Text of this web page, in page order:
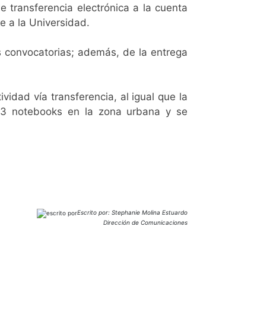
transferencia electrónica a la cuenta
a la Universidad.
además, de la entrega
vía transferencia, al igual que la
notebooks en la zona urbana y se
Escrito por: Stephanie Molina Estuardo
Dirección de Comunicaciones